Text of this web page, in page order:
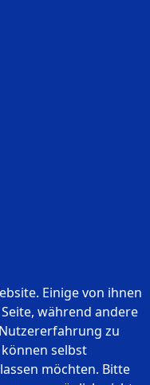
Einige von ihnen
während andere
zu
selbst
möchten. Bitte